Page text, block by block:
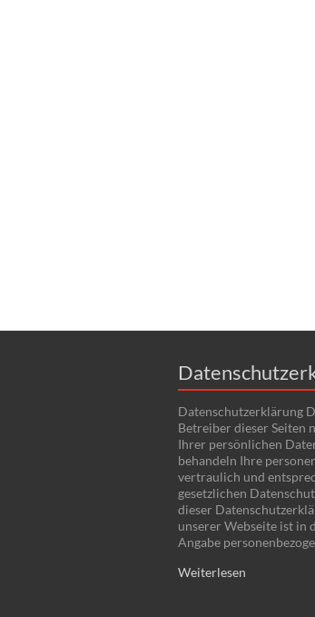
Datenschutzerklärung
Betreiber dieser Seiten
Ihrer persönlichen
behandeln Ihre
vertraulich und
gesetzlichen
dieser
unserer Webseite ist in
Angabe
Weiterlesen